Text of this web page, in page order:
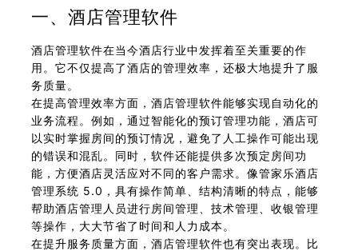
一、酒店管理软件
酒店管理软件在当今酒店行业中发挥着至关重要的作
用。它不仅提高了酒店的管理效率，还极大地提升了服
务质量。
在提高管理效率方面，酒店管理软件能够实现自动化的
业务流程。例如，通过智能化的预订管理功能，酒店可
以实时掌握房间的预订情况，避免了人工操作可能出现
的错误和混乱。同时，软件还能提供多次预定房间功
能，方便酒店灵活应对不同的客户需求。像管家乐酒店
管理系统 5.0，具有操作简单、结构清晰的特点，能够
帮助酒店管理人员进行房间管理、技术管理、收银管理
等操作，大大节省了时间和人力成本。
在提升服务质量方面，酒店管理软件也有突出表现。比